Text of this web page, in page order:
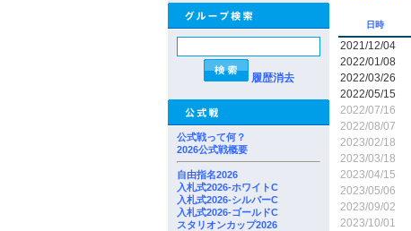
履歴消去
公式戦って何？
2026公式戦概要
自由指名2026
入札式2026-ホワイトC
入札式2026-シルバーC
入札式2026-ゴールドC
スタリオンカップ2026
日時
2021/12/04
2022/01/08
2022/03/26
2022/05/15
2022/07/16
2022/08/07
2023/02/18
2023/03/18
2023/04/15
2023/05/06
2023/09/02
2023/10/01